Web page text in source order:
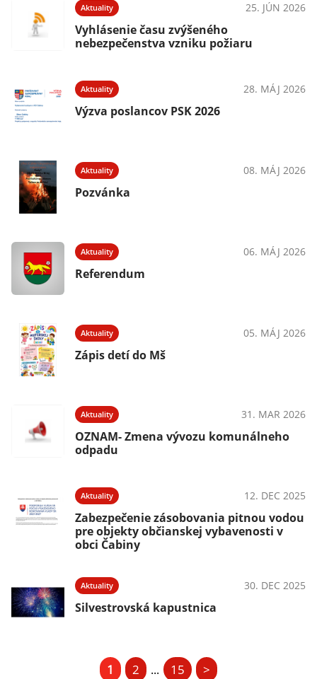
Aktuality 25. JÚN 2026
Vyhlásenie času zvýšeného
nebezpečenstva vzniku požiaru
Aktuality 28. MÁJ 2026
Výzva poslancov PSK 2026
Aktuality 08. MÁJ 2026
Pozvánka
Aktuality 06. MÁJ 2026
Referendum
Aktuality 05. MÁJ 2026
Zápis detí do Mš
Aktuality 31. MAR 2026
OZNAM- Zmena vývozu komunálneho
odpadu
Aktuality 12. DEC 2025
Zabezpečenie zásobovania pitnou vodou
pre objekty občianskej vybavenosti v
obci Čabiny
Aktuality 30. DEC 2025
Silvestrovská kapustnica
1 2 ... 15 >